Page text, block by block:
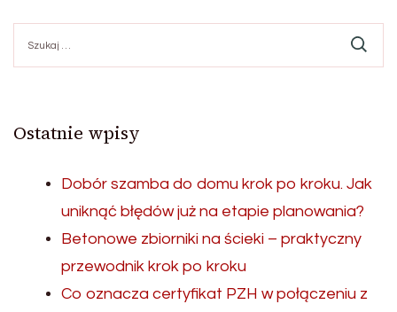
Ostatnie wpisy
Dobór szamba do domu krok po kroku. Jak
uniknąć błędów już na etapie planowania?
Betonowe zbiorniki na ścieki – praktyczny
przewodnik krok po kroku
Co oznacza certyfikat PZH w połączeniu z